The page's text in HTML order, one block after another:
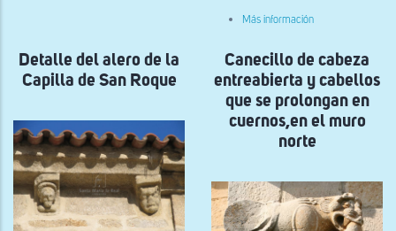
Más información
y
del
lado
derecho
de
la
portada
Detalle del alero de la
Capilla de San Roque
Canecillo de cabeza
entreabierta y cabellos
que se prolongan en
cuernos,en el muro
norte